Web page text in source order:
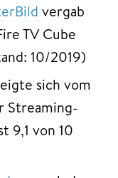
vergab
TV Cube
10/2019)
sich vom
Streaming-
9,1 von 10